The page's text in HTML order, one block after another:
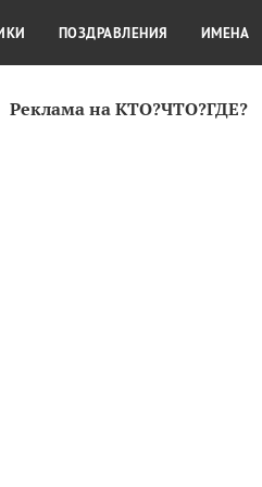
Реклама на КТО?ЧТО?ГДЕ?
КРАСОТА
ПОЗДРАВЛЕНИЯ ИМЕНА